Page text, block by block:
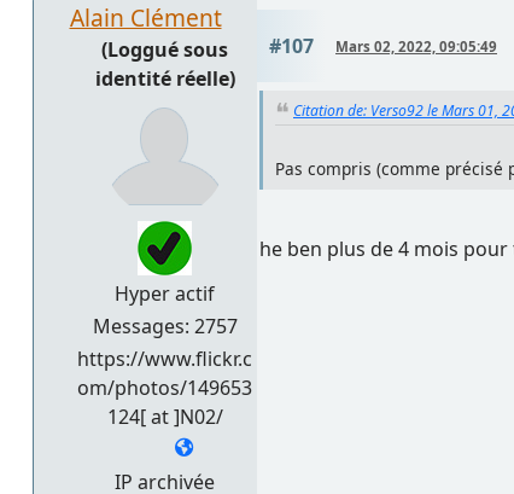
Alain Clément
(Loggué sous
identité réelle)
Hyper actif
Messages: 2757
https://www.flickr.c
om/photos/149653
124[ at ]N02/
IP archivée
#107 Mars 02, 2022, 09:05:49
Citation de: Verso92 le Mars 01,
Pas compris (comme
he ben plus de 4 mois